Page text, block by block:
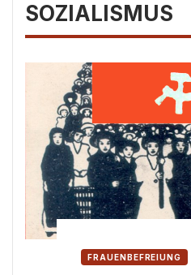
SOZIALISMUS
FRAUENBEFREIUNG